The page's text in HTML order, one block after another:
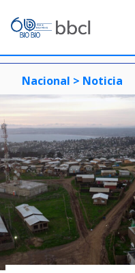
Nacional > Noticia